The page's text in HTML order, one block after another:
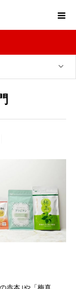
赤本｣や「梅真